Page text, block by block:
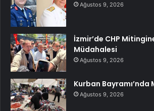
Ağustos 9, 2026
İzmir’de CHP
Müdahalesi
Ağustos 9, 2026
Kurban Bayramı’nda
Ağustos 9, 2026